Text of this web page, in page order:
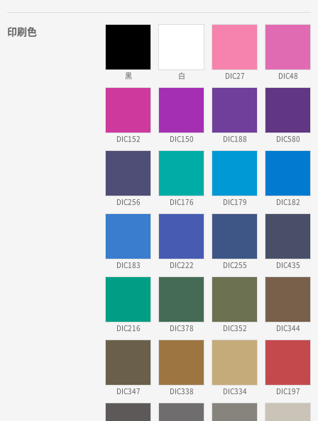
印刷色
黒 白 DIC27 DIC48
DIC152 DIC150 DIC188 DIC580
DIC256 DIC176 DIC179 DIC182
DIC183 DIC222 DIC255 DIC435
DIC216 DIC378 DIC352 DIC344
DIC347 DIC338 DIC334 DIC197